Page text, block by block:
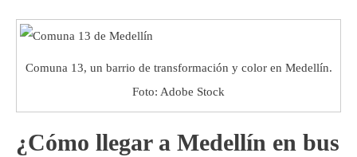
Comuna 13, un barrio de transformación y color en Medellín.
Foto: Adobe Stock
¿Cómo llegar a Medellín en bus